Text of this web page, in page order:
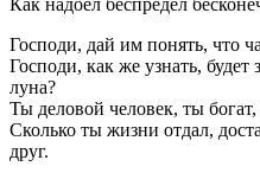
Господи, дай им понять, что
Господи, как же узнать, будет
луна?
Ты деловой человек, ты
Сколько ты жизни отдал,
друг.